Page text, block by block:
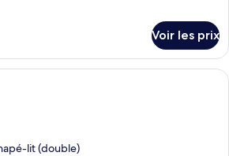
Voir les prix
Une chambre d’hôtel avec un grand
lit (double)